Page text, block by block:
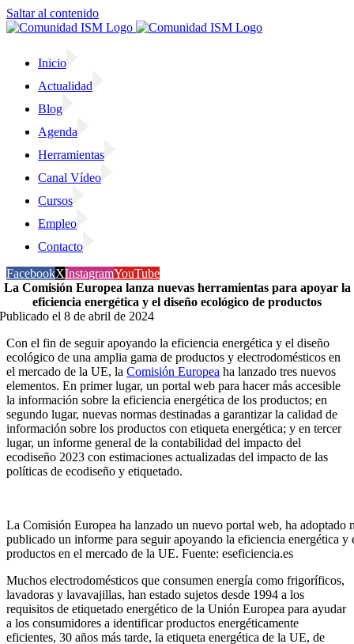
Saltar al contenido
Inicio
Actualidad
Blog
Agenda
Herramientas
Canal Vídeo
Cursos
Empleo
Contacto
FacebookXInstagramYouTube
La Comisión Europea lanza nuevas herramientas para apoyar la
eficiencia energética y el diseño ecológico de productos
Publicado el 8 de abril de 2024
Con el fin de seguir apoyando la eficiencia energética y el diseño
ecológico de una amplia gama de productos y electrodomésticos en
el mercado de la UE, la Comisión Europea ha lanzado tres nuevos
elementos. En primer lugar, un portal web para hacer más accesible
la información sobre la eficiencia energética de los productos; en
segundo lugar, nuevas normas destinadas a garantizar la calidad de
información sobre los productos con etiqueta energética; y en tercer
lugar, un informe general de la contabilidad del impacto del
ecodiseño 2023 con estimaciones actualizadas del impacto de las
políticas de ecodiseño y etiquetado.
La Comisión Europea ha lanzado un nuevo portal web, ha adoptado
publicado un informe para seguir apoyando la eficiencia energética y
productos en el mercado de la UE. Fuente: eseficiencia.es
Muchos electrodomésticos que consumen energía como frigoríficos,
lavadoras y lavavajillas, han estado sujetos desde 1994 a los
requisitos de etiquetado energético de la Unión Europea para ayudar
a los consumidores a identificar productos energéticamente
eficientes, 30 años más tarde, la etiqueta energética de la UE, de